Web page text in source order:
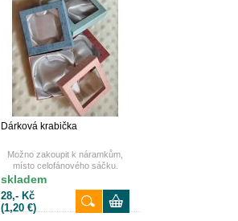
Dárková krabička
Možno zakoupit k náramkům,
místo celofánového sáčku.
skladem
28,- Kč
(1,20 €)